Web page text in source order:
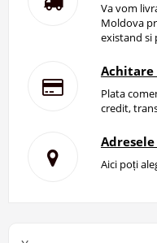
Va vom
Moldova
existand si
Achitare
Plata
credit,
Aici poți